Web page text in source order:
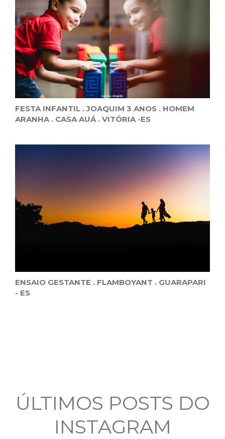
FESTA INFANTIL . JOAQUIM 3 ANOS . HOMEM
ARANHA . CASA AUÁ . VITÓRIA -ES
ENSAIO GESTANTE . FLAMBOYANT . GUARAPARI
- ES
ÚLTIMOS POSTS DO
INSTAGRAM